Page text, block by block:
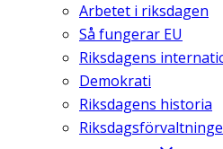
Arbetet i riksdagen
Så fungerar EU
Riksdagens
Demokrati
Riksdagens historia